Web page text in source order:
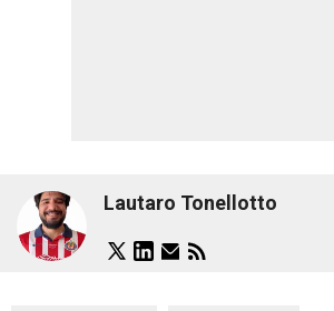
Lautaro Tonellotto